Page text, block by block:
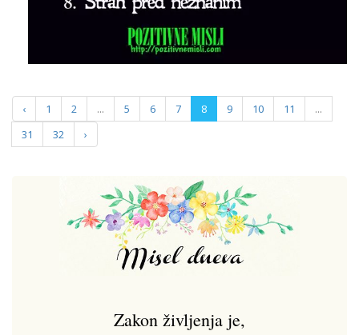
‹ 1 2 ... 5 6 7 8 9 10 11
...
31
32 ›
Zakon življenja je,